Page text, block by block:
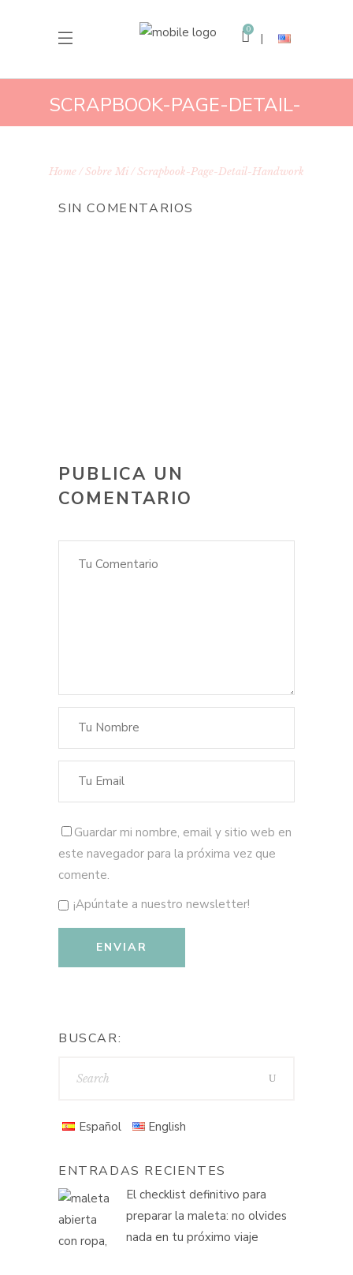
0
SCRAPBOOK-PAGE-DETAIL-
HANDWORK
Home Sobre Mi Scrapbook-Page-Detail-Handwork
SIN COMENTARIOS
PUBLICA UN
COMENTARIO
Guardar mi nombre, email y sitio web en
este navegador para la próxima vez que
comente.
¡Apúntate a nuestro newsletter!
BUSCAR:
Español English
ENTRADAS RECIENTES
El checklist definitivo para
preparar la maleta: no olvides
nada en tu próximo viaje